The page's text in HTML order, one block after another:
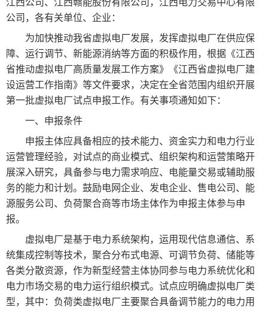
公司，各有关单位、企业：
为加快推动我省虚拟电厂发展，发挥虚拟电厂在供应保
障、运行调节、新能源消纳等方面的积极作用，根据《江西
省推动虚拟电厂高质量发展工作方案》《江西省虚拟电厂建
设运营工作指南》等文件要求，决定在全省范围内组织开展
第一批虚拟电厂试点申报工作。有关事项通知如下：
一、申报条件
申报主体应具备相应的技术能力、资金实力和电力行业
运营管理经验，对试点的商业模式、组织架构和运营策略开
展深入研究，具备参与电力需求响应、电能量交易或辅助服
务的能力和计划。鼓励电网企业、发电企业、售电公司、能
源服务公司、负荷聚合商等市场主体作为申报主体参与申
报。
虚拟电厂是基于电力系统架构，运用现代信息通信、系
统集成控制等技术，聚合分布式电源、可调节负荷、储能等
各类分散资源，作为新型经营主体协同参与电力系统优化和
电力市场交易的电力运行组织模式。试点应明确虚拟电厂类
型，其中：负荷类虚拟电厂主要聚合具备调节能力的电力用